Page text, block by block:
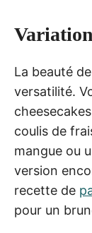
La beauté
versatilité.
coulis de
mangue ou
version
recette de
pour un